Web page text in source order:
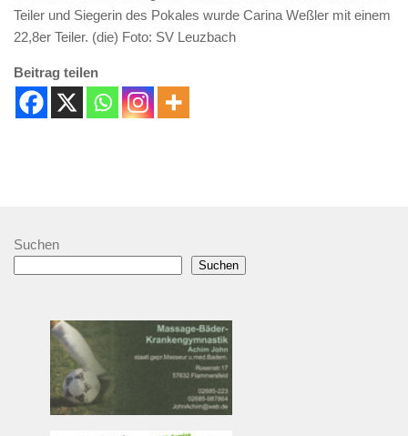
Teiler und Siegerin des Pokales wurde Carina Weßler mit einem
22,8er Teiler. (die) Foto: SV Leuzbach
Beitrag teilen
Suchen
Suchen